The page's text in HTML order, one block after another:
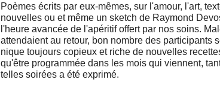
Poèmes écrits par eux-mêmes, sur l'amour, l'art,
nouvelles ou et même un sketch de Raymond
l'heure avancée de l'apéritif offert par nos soins.
attendaient au retour, bon nombre des participants
nique toujours copieux et riche de nouvelles
qu'être programmée dans les mois qui viennent,
telles soirées a été exprimé.